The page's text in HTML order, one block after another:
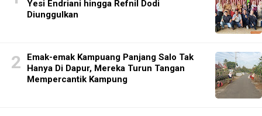
Yesi Endriani hingga Refnil Dodi
Diunggulkan
Emak-emak Kampuang Panjang Salo Tak
Hanya Di Dapur, Mereka Turun Tangan
Mempercantik Kampung